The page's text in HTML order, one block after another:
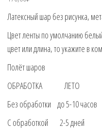
Латексный шар без рисунка,
Цвет ленты по умолчанию
цвет или длина, то укажите в
Полёт шаров
ОБРАБОТКА
Без обработки до 5-10
С обработкой 2-5